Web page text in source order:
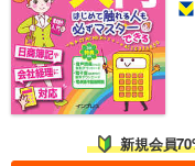
新規会員